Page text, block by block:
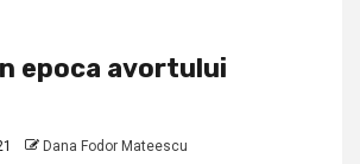
epoca avortului
Dana Fodor Mateescu